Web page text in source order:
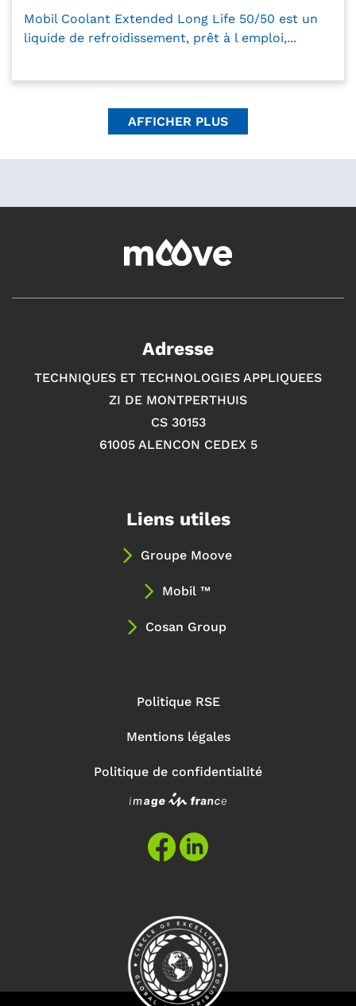
Mobil Coolant Extended Long Life 50/50 est un
liquide de refroidissement, prêt à l emploi,...
AFFICHER PLUS
Adresse
TECHNIQUES ET TECHNOLOGIES APPLIQUEES
ZI DE MONTPERTHUIS
CS 30153
61005 ALENCON CEDEX 5
Liens utiles
Groupe Moove
Mobil ™
Cosan Group
Politique RSE
Mentions légales
Politique de confidentialité